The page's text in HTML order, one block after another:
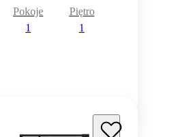
Pokoje
1
Piętro
1